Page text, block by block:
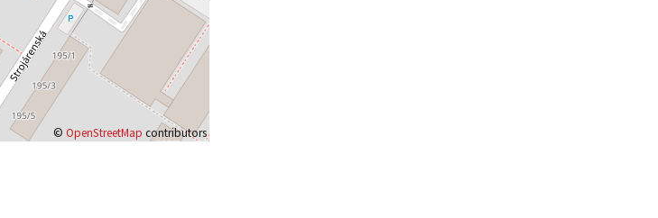
© OpenStreetMap contributors